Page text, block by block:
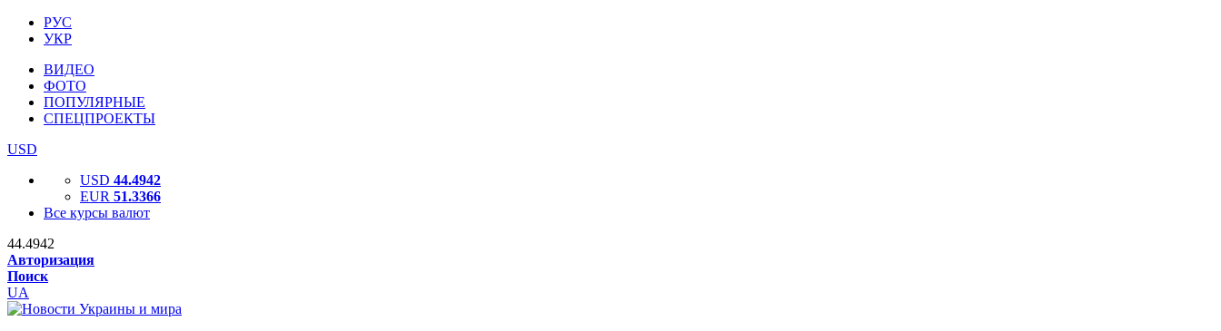
РУС
УКР
ВИДЕО
ФОТО
ПОПУЛЯРНЫЕ
СПЕЦПРОЕКТЫ
USD
USD 44.4942
EUR 51.3366
Все курсы валют
44.4942
Авторизация
Поиск
UA